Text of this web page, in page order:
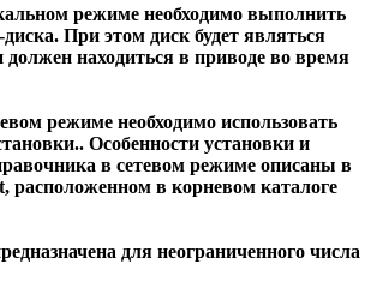
режиме необходимо выполнить
При этом диск будет являться
находиться в приводе во время
режиме необходимо использовать
Особенности установки и
в сетевом режиме описаны в
расположенном в корневом каталоге
для неограниченного числа